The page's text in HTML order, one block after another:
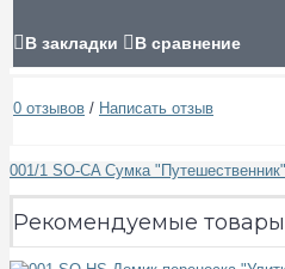
В закладки В сравнение
0 отзывов / Написать отзыв
001/1 SO-CA Сумка
Рекомендуемые товары